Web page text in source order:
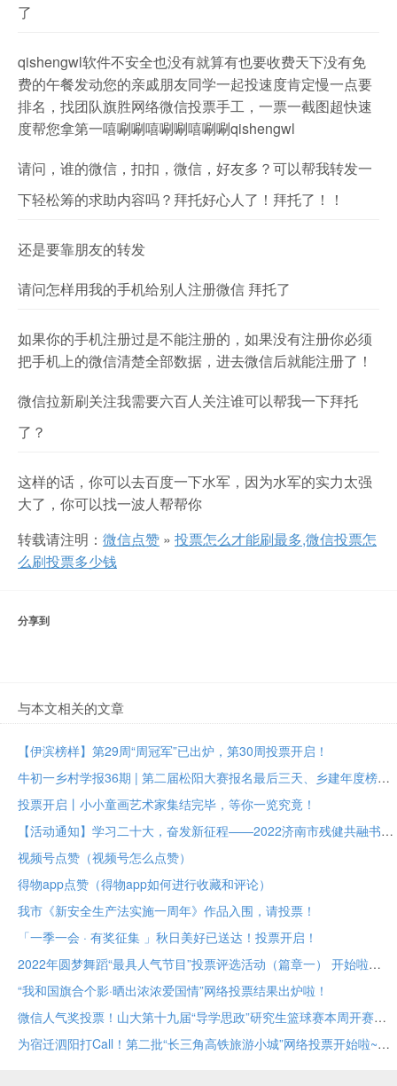
了
qishengwl软件不安全也没有就算有也要收费天下没有免
费的午餐发动您的亲戚朋友同学一起投速度肯定慢一点要
排名，找团队旗胜网络微信投票手工，一票一截图超快速
度帮您拿第一嘻唰唰嘻唰唰嘻唰唰qishengwl
请问，谁的微信，扣扣，微信，好友多？可以帮我转发一
下轻松筹的求助内容吗？拜托好心人了！拜托了！！
还是要靠朋友的转发
请问怎样用我的手机给别人注册微信 拜托了
如果你的手机注册过是不能注册的，如果没有注册你必须
把手机上的微信清楚全部数据，进去微信后就能注册了！
微信拉新刷关注我需要六百人关注谁可以帮我一下拜托
了？
这样的话，你可以去百度一下水军，因为水军的实力太强
大了，你可以找一波人帮帮你
转载请注明： 微信点赞 » 投票怎么才能刷最多,微信投票怎
么刷投票多少钱
分享到
与本文相关的文章
【伊滨榜样】第29周“周冠军”已出炉，第30周投票开启！
牛初一乡村学报36期 | 第二届松阳大赛报名最后三天、乡建年度榜样大众投票进行中
投票开启丨小小童画艺术家集结完毕，等你一览究竟！
【活动通知】学习二十大，奋发新征程——2022济南市残健共融书法美术作品展投票评选
视频号点赞（视频号怎么点赞）
得物app点赞（得物app如何进行收藏和评论）
我市《新安全生产法实施一周年》作品入围，请投票！
「一季一会 · 有奖征集 」秋日美好已送达！投票开启！
2022年圆梦舞蹈“最具人气节目”投票评选活动（篇章一） 开始啦
“我和国旗合个影·晒出浓浓爱国情”网络投票结果出炉啦！
微信人气奖投票！山大第十九届“导学思政”研究生篮球赛本周开赛！
为宿迁泗阳打Call！第二批“长三角高铁旅游小城”网络投票开始啦~